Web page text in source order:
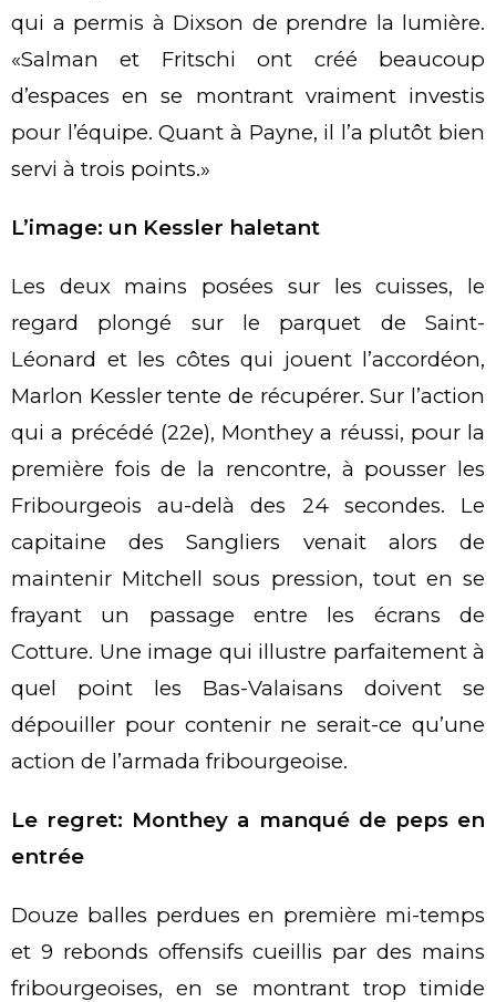
qui a permis à Dixson de prendre la lumière.
«Salman et Fritschi ont créé beaucoup
d’espaces en se montrant vraiment investis
pour l’équipe. Quant à Payne, il l’a plutôt bien
servi à trois points.»
L’image: un Kessler haletant
Les deux mains posées sur les cuisses, le
regard plongé sur le parquet de Saint-
Léonard et les côtes qui jouent l’accordéon,
Marlon Kessler tente de récupérer. Sur l’action
qui a précédé (22e), Monthey a réussi, pour la
première fois de la rencontre, à pousser les
Fribourgeois au-delà des 24 secondes. Le
capitaine des Sangliers venait alors de
maintenir Mitchell sous pression, tout en se
frayant un passage entre les écrans de
Cotture. Une image qui illustre parfaitement à
quel point les Bas-Valaisans doivent se
dépouiller pour contenir ne serait-ce qu’une
action de l’armada fribourgeoise.
Le regret: Monthey a manqué de peps en
entrée
Douze balles perdues en première mi-temps
et 9 rebonds offensifs cueillis par des mains
fribourgeoises, en se montrant trop timide